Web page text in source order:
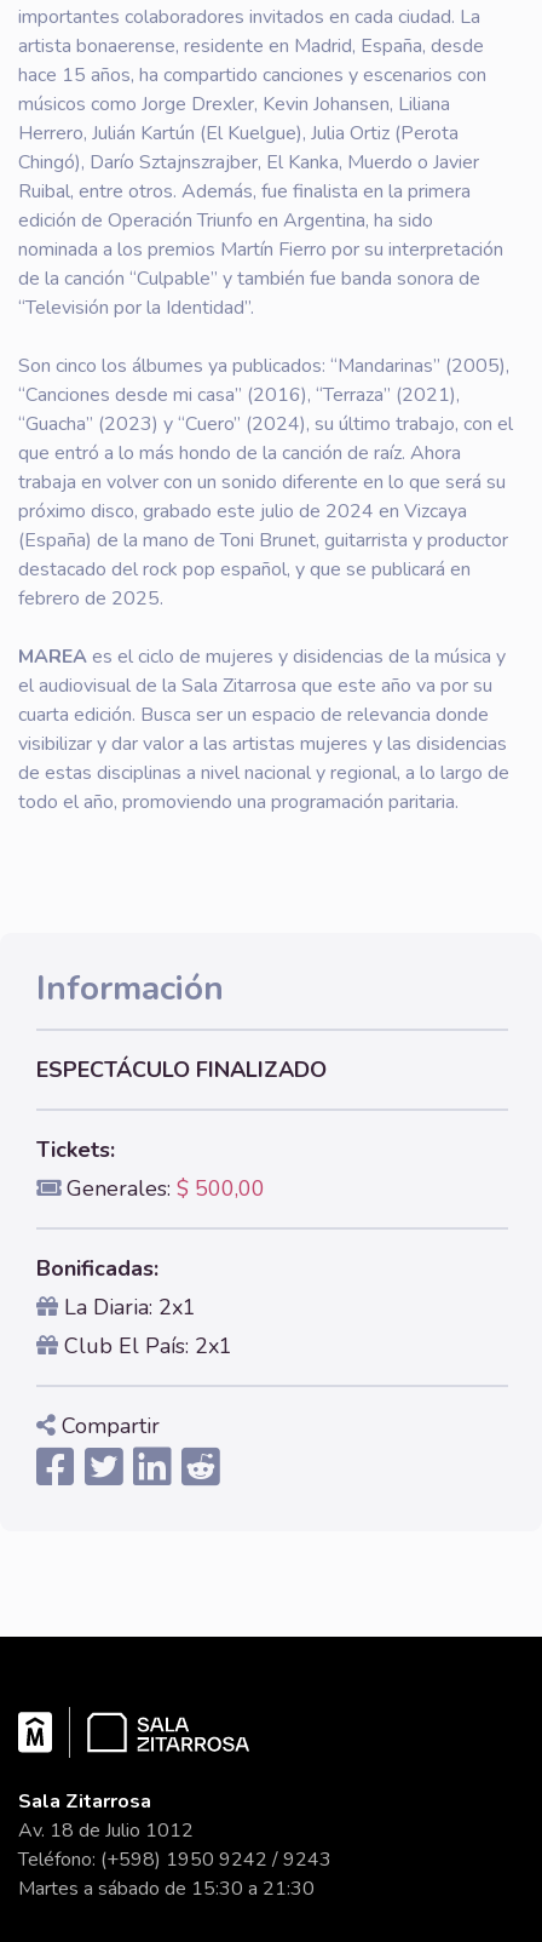
importantes colaboradores invitados en cada ciudad. La
artista bonaerense, residente en Madrid, España, desde
hace 15 años, ha compartido canciones y escenarios con
músicos como Jorge Drexler, Kevin Johansen, Liliana
Herrero, Julián Kartún (El Kuelgue), Julia Ortiz (Perota
Chingó), Darío Sztajnszrajber, El Kanka, Muerdo o Javier
Ruibal, entre otros. Además, fue finalista en la primera
edición de Operación Triunfo en Argentina, ha sido
nominada a los premios Martín Fierro por su interpretación
de la canción “Culpable” y también fue banda sonora de
“Televisión por la Identidad”.
Son cinco los álbumes ya publicados: “Mandarinas” (2005),
“Canciones desde mi casa” (2016), “Terraza” (2021),
“Guacha” (2023) y “Cuero” (2024), su último trabajo, con el
que entró a lo más hondo de la canción de raíz. Ahora
trabaja en volver con un sonido diferente en lo que será su
próximo disco, grabado este julio de 2024 en Vizcaya
(España) de la mano de Toni Brunet, guitarrista y productor
destacado del rock pop español, y que se publicará en
febrero de 2025.
MAREAes el ciclo de mujeres y disidencias de la música y
el audiovisual de la Sala Zitarrosa que este año va por su
cuarta edición. Busca ser un espacio de relevancia donde
visibilizar y dar valor a las artistas mujeres y las disidencias
de estas disciplinas a nivel nacional y regional, a lo largo de
todo el año, promoviendo una programación paritaria.
Información
ESPECTÁCULO FINALIZADO
Tickets:
Generales: $ 500,00
Bonificadas:
La Diaria: 2x1
Club El País: 2x1
Compartir
Sala Zitarrosa
Av. 18 de Julio 1012
Teléfono: (+598) 1950 9242 / 9243
Martes a sábado de 15:30 a 21:30